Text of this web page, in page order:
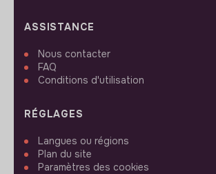
ASSISTANCE
Nous contacter
FAQ
Conditions d'utilisation
RÉGLAGES
Langues ou régions
Plan du site
Paramètres des cookies